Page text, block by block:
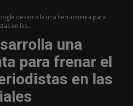
desarrolla una herramienta para
en las...
una
para frenar el
en las